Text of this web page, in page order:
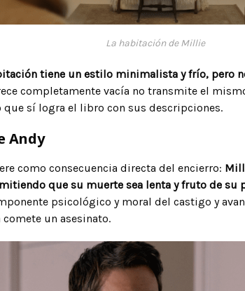
La habitación de Millie
tiene un estilo minimalista y frío, pero
completamente vacía no transmite el
sí logra el libro con sus descripciones.
Andy
como consecuencia directa del encierro:
que su muerte sea lenta y fruto de su
psicológico y moral del castigo y
un asesinato.